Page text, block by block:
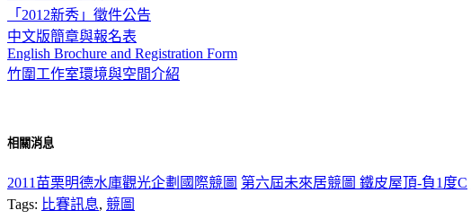
「2012新秀」徵件公告
中文版簡章與報名表
English Brochure and Registration Form
竹圍工作室環境與空間介紹
相關消息
2011苗栗明德水庫觀光企劃國際競圖 第六屆未來居競圖 鐵皮屋頂-負1度C
Tags: 比賽訊息, 競圖